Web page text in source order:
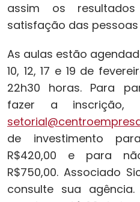
assim os
satisfação das pessoas
As aulas estão
10, 12, 17 e 19 de
22h30 horas. Para
fazer a inscrição,
de investimento
R$420,00 e para
R$750,00. Associado
consulte sua